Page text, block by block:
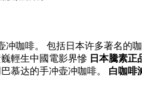
咖啡。 包括日本许多著名
輕生中國電影界慘 日本騰素正
慕达的手冲壶冲咖啡。 白咖啡